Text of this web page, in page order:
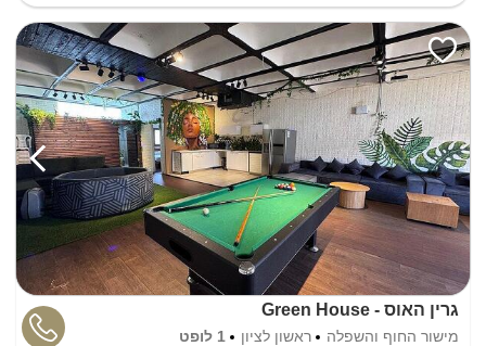
גרין האוס - Green House
מישור החוף והשפלה ראשון לציון 1 לופט